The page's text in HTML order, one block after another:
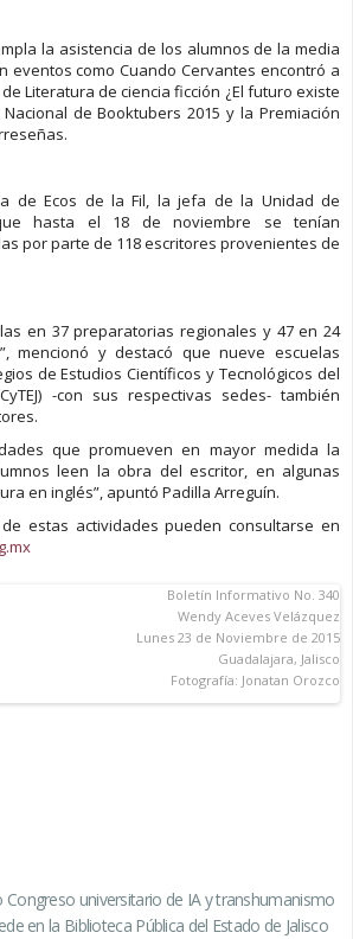
la asistencia de los alumnos de la media
eventos como Cuando Cervantes encontró a
Literatura de ciencia ficción ¿El futuro existe
de Booktubers 2015 y la Premiación
de Ecos de la Fil, la jefa de la Unidad de
hasta el 18 de noviembre se tenían
por parte de 118 escritores provenientes de
en 37 preparatorias regionales y 47 en 24
mencionó y destacó que nueve escuelas
de Estudios Científicos y Tecnológicos del
-con sus respectivas sedes- también
que promueven en mayor medida la
leen la obra del escritor, en algunas
en inglés”, apuntó Padilla Arreguín.
estas actividades pueden consultarse en
Boletín Informativo No. 340
Wendy Aceves Velázquez
Lunes 23 de Noviembre de 2015
Guadalajara, Jalisco
Fotografía: Jonatan Orozco
Congreso universitario de IA y transhumanismo
en la Biblioteca Pública del Estado de Jalisco